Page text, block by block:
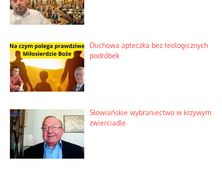
Duchowa apteczka bez teologicznych
podróbek
Słowiańskie wybraniectwo w krzywym
zwierciadle